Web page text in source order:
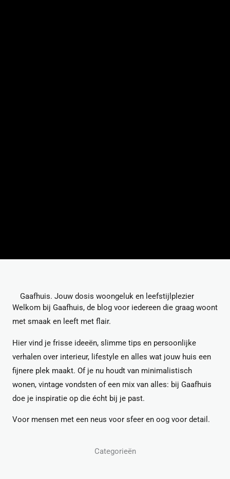
Gaafhuis. Jouw dosis woongeluk en leefstijlplezier
Welkom bij Gaafhuis, de blog voor iedereen die graag woont
met smaak en leeft met flair.
Hier vind je frisse ideeën, slimme tips en persoonlijke
verhalen over interieur, lifestyle en alles wat jouw huis een
fijnere plek maakt. Of je nu houdt van minimalistisch
wonen, vintage vondsten of een mix van alles: bij Gaafhuis
doe je inspiratie op die écht bij je past.
Voor mensen met een neus voor sfeer en oog voor detail.
Categorieën